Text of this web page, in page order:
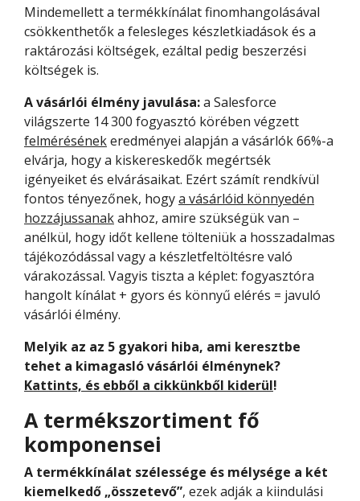
Mindemellett a termékkínálat finomhangolásával
csökkenthetők a felesleges készletkiadások és a
raktározási költségek, ezáltal pedig beszerzési
költségek is.
A vásárlói élmény javulása:a Salesforce
világszerte 14 300 fogyasztó körében végzett
felmérésénekeredményei alapján a vásárlók 66%-a
elvárja, hogy a kiskereskedők megértsék
igényeiket és elvárásaikat. Ezért számít rendkívül
fontos tényezőnek, hogya vásárlóid könnyedén
hozzájussanakahhoz, amire szükségük van –
anélkül, hogy időt kellene tölteniük a hosszadalmas
tájékozódással vagy a készletfeltöltésre való
várakozással. Vagyis tiszta a képlet: fogyasztóra
hangolt kínálat + gyors és könnyű elérés = javuló
vásárlói élmény.
Melyik az az 5 gyakori hiba, ami keresztbe
tehet a kimagasló vásárlói élménynek?
Kattints, és ebből a cikkünkből kiderül!
A termékszortiment fő
komponensei
A termékkínálat szélessége és mélysége a két
kiemelkedő „összetevő”, ezek adják a kiindulási